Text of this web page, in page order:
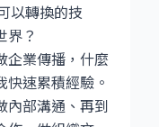
以轉換的技
界？
企業傳播，什麼
速累積經驗。
內部溝通、再到